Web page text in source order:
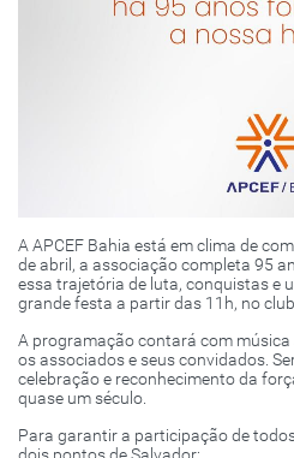
A APCEF Bahia está em clima de
de abril, a associação completa 95
essa trajetória de luta, conquistas e
grande festa a partir das 11h, no
A programação contará com
os associados e seus convidados.
celebração e reconhecimento da
quase um século.
Para garantir a participação de
dois pontos de Salvador: